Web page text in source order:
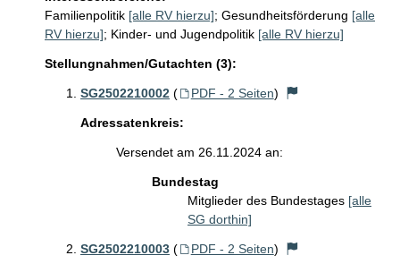
Familienpolitik [alle RV hierzu]; Gesundheitsförderung [alle
RV hierzu]; Kinder- und Jugendpolitik [alle RV hierzu]
Stellungnahmen/Gutachten (3):
SG2502210002 ( PDF - 2 Seiten)
Adressatenkreis:
Versendet am 26.11.2024 an:
Bundestag
Mitglieder des Bundestages [alle
SG dorthin]
SG2502210003 ( PDF - 2 Seiten)